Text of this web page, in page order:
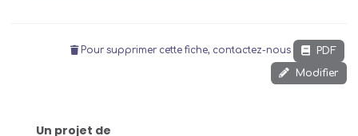
Pour supprimer cette fiche, contactez-nous
PDF
Modifier
Un projet de